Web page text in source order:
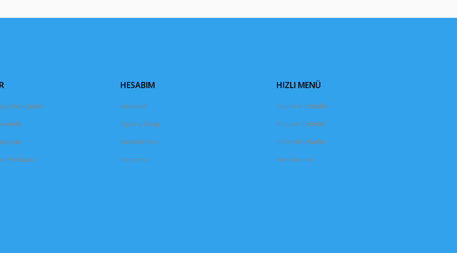
Sözleşmesi
Politikası
HESABIM
Hesabım
Sipariş Takip
Favorileriniz
Sepetiniz
HIZLI MENÜ
Sponsor Ürünler
Popüler Ürünler
İndirimli Ürünler
Yeni Ürünler